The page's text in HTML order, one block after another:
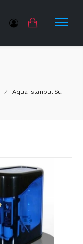
/
Aqua İstanbul Su